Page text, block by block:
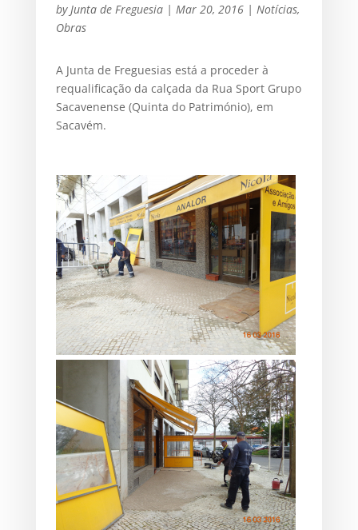
by Junta de Freguesia| Mar 20, 2016| Notícias,
Obras
A Junta de Freguesias está a proceder à
requalificação da calçada da Rua Sport Grupo
Sacavenense (Quinta do Património), em
Sacavém.